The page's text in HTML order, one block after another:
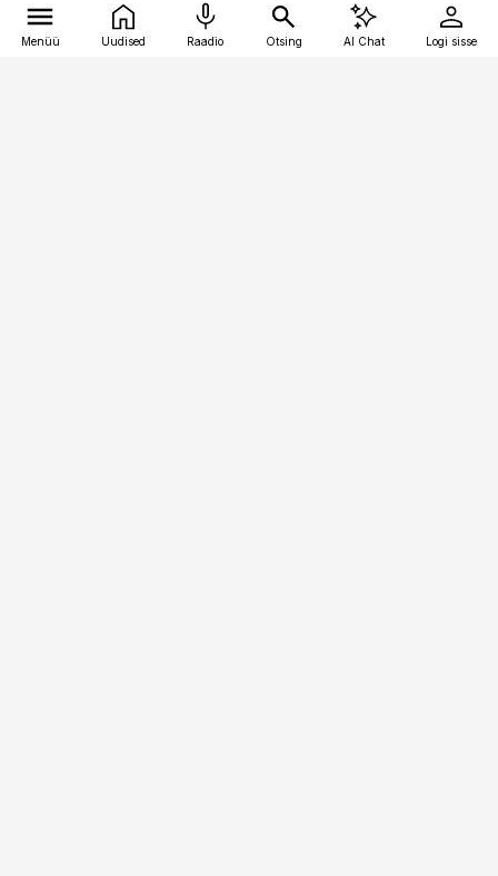
Menüü Uudised Raadio Otsing AI Chat Logi sisse